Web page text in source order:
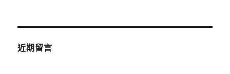
近期留言